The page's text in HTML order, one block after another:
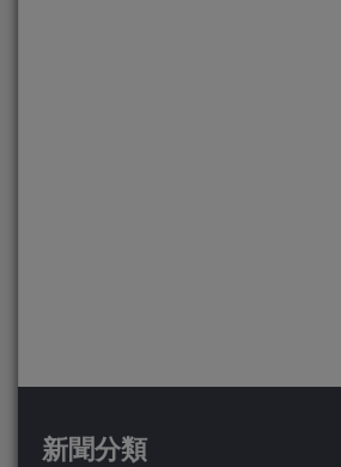
新聞分類